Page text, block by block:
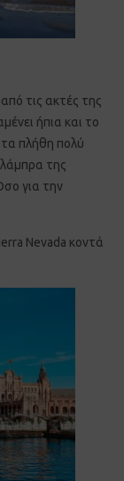
τις ακτές της
ήπια και το
τα πλήθη πολύ
της
για την
Nevada κοντά